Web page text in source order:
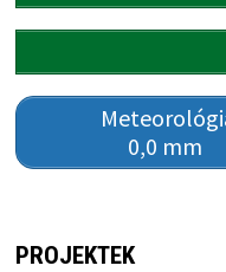
0,0 mm
PROJEKTEK